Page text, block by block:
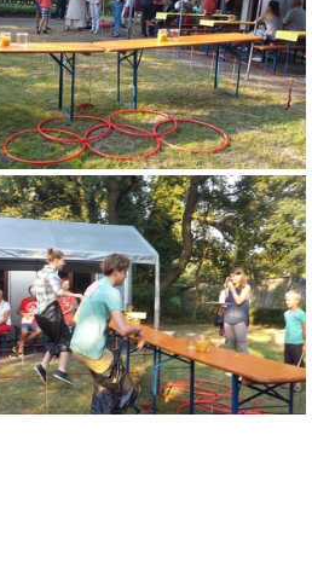
DSC 0126
20160910 172853